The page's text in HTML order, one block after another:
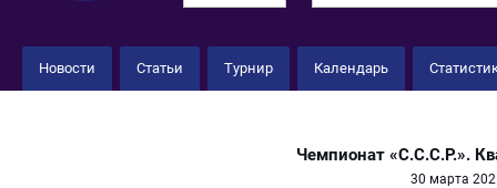
Новости Статьи Турнир Календарь
Чемпионат «С.С.С.Р.».
30 марта